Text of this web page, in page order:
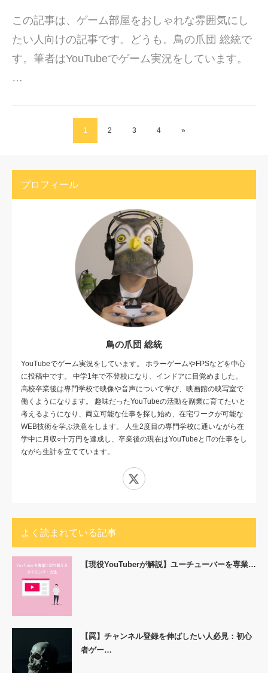
この記事は、ゲーム部屋をおしゃれな雰囲気にし
たい人向けの記事です。どうも。鳥の爪団 総統で
す。筆者はYouTubeでゲーム実況をしています。
…
1 2 3 4 »
プロフィール
鳥の爪団 総統
YouTubeでゲーム実況をしています。 ホラーゲームやFPSなどを中心
に投稿中です。 中学1年で不登校になり、インドアに目覚めました。
高校卒業後は専門学校で映像や音声について学び、映画館の映写室で
働くようになります。 趣味だったYouTubeの活動を副業に育てたいと
考えるようになり、両立可能な仕事を探し始め、在宅ワークが可能な
WEB技術を学ぶ決意をします。 人生2度目の専門学校に通いながら在
学中に月収○十万円を達成し、卒業後の現在はYouTubeとITの仕事をし
ながら生計を立てています。
よく読まれている記事
【現役YouTuberが解説】ユーチューバーを専業…
【罠】チャンネル登録を伸ばしたい人必見：初心
者ゲー…